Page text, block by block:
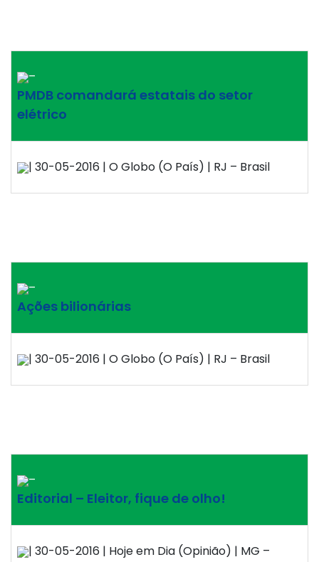
–
PMDB comandará estatais do setor
elétrico
| 30-05-2016 | O Globo (O País) | RJ – Brasil
–
Ações bilionárias
| 30-05-2016 | O Globo (O País) | RJ – Brasil
–
Editorial – Eleitor, fique de olho!
| 30-05-2016 | Hoje em Dia (Opinião) | MG –